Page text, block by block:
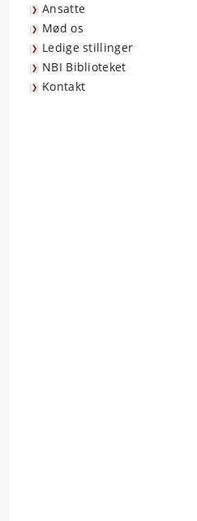
Ansatte
Mød os
Ledige stillinger
NBI Biblioteket
Kontakt